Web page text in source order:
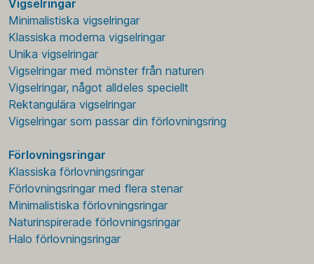
Vigselringar
Minimalistiska vigselringar
Klassiska moderna vigselringar
Unika vigselringar
Vigselringar med mönster från naturen
Vigselringar, något alldeles speciellt
Rektangulära vigselringar
Vigselringar som passar din förlovningsring
Förlovningsringar
Klassiska förlovningsringar
Förlovningsringar med flera stenar
Minimalistiska förlovningsringar
Naturinspirerade förlovningsringar
Halo förlovningsringar